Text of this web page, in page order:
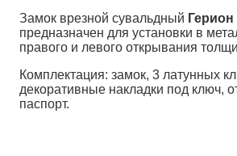
Замок врезной сувальдный
предназначен для установки в
правого и левого открывания
Комплектация: замок, 3 латунных
декоративные накладки под ключ,
паспорт.